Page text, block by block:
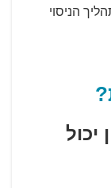
הניסוי
יכול